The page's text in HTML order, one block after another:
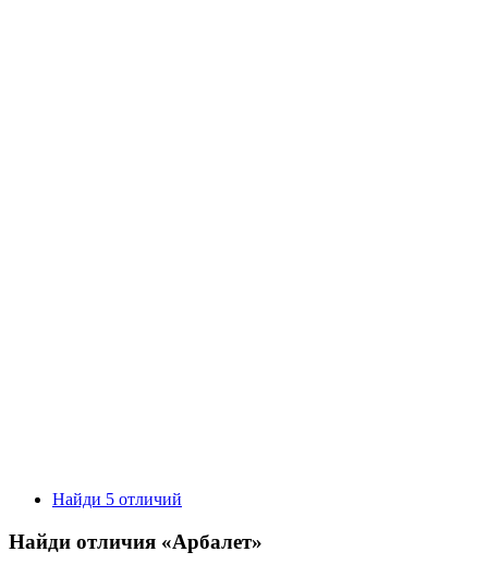
Найди 5 отличий
Найди отличия «Арбалет»